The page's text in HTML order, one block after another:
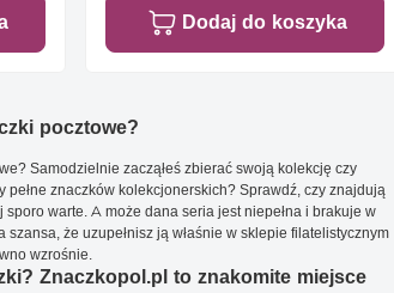
Dodaj do koszyka
pocztowe?
Samodzielnie zacząłeś zbierać swoją kolekcję czy
pełne znaczków kolekcjonerskich? Sprawdź, czy znajdują
warte. A może dana seria jest niepełna i brakuje w
że uzupełnisz ją właśnie w sklepie filatelistycznym
wzrośnie.
Znaczkopol.pl to znakomite miejsce